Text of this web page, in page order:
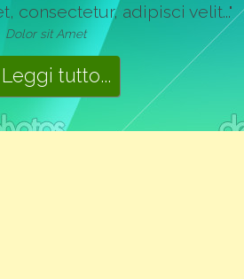
consectetur, adipisci velit..."
Dolor sit Amet
tutto...